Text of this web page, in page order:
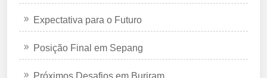
Expectativa para o Futuro
Posição Final em Sepang
Próximos Desafios em Buriram